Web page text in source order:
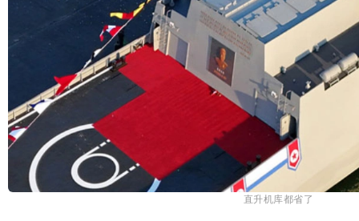
直升机库都省了